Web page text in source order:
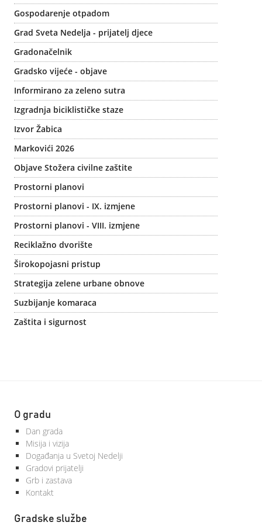
Gospodarenje otpadom
Grad Sveta Nedelja - prijatelj djece
Gradonačelnik
Gradsko vijeće - objave
Informirano za zeleno sutra
Izgradnja biciklističke staze
Izvor Žabica
Markovići 2026
Objave Stožera civilne zaštite
Prostorni planovi
Prostorni planovi - IX. izmjene
Prostorni planovi - VIII. izmjene
Reciklažno dvorište
Širokopojasni pristup
Strategija zelene urbane obnove
Suzbijanje komaraca
Zaštita i sigurnost
O gradu
Dan grada
Misija i vizija
Događanja u Svetoj Nedelji
Gradovi prijatelji
Grb i zastava
Kontakt
Gradske službe